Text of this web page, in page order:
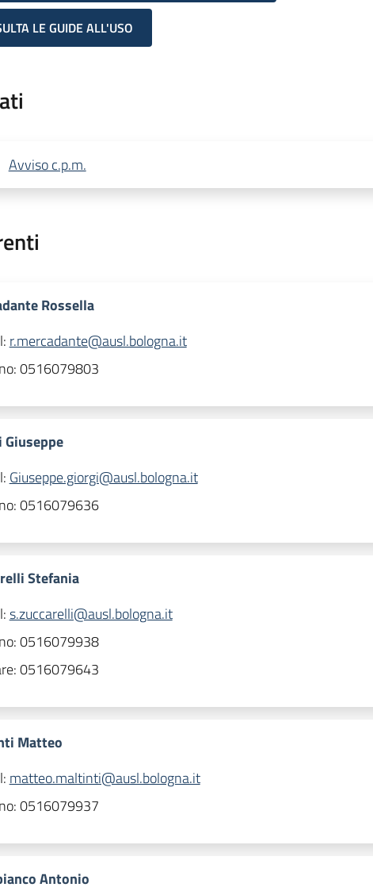
LE GUIDE ALL'USO
Avviso c.p.m.
Rossella
r.mercadante@ausl.bologna.it
0516079803
Giuseppe
Giuseppe.giorgi@ausl.bologna.it
0516079636
Stefania
s.zuccarelli@ausl.bologna.it
0516079938
0516079643
Matteo
matteo.maltinti@ausl.bologna.it
0516079937
Antonio